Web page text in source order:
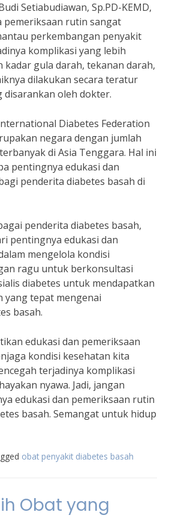
Setiabudiawan, Sp.PD-KEMD,
pemeriksaan rutin sangat
perkembangan penyakit
komplikasi yang lebih
kadar gula darah, tekanan darah,
dilakukan secara teratur
disarankan oleh dokter.
Diabetes Federation
negara dengan jumlah
di Asia Tenggara. Hal ini
pentingnya edukasi dan
penderita diabetes basah di
penderita diabetes basah,
pentingnya edukasi dan
mengelola kondisi
ragu untuk berkonsultasi
diabetes untuk mendapatkan
yang tepat mengenai
basah.
edukasi dan pemeriksaan
kondisi kesehatan kita
terjadinya komplikasi
nyawa. Jadi, jangan
edukasi dan pemeriksaan rutin
basah. Semangat untuk hidup
obat penyakit diabetes basah
Obat yang